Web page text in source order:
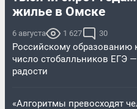
жилье в Омске
6 августа 1 627 30
Российскому образованию
число стобалльников ЕГЭ
радости
«Алгоритмы превосходят